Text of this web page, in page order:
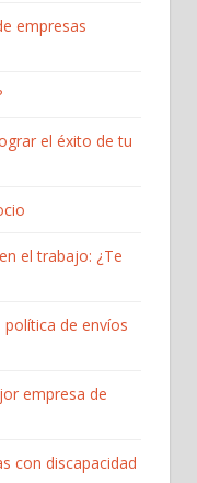
empresas
el éxito de tu
el trabajo: ¿Te
de envíos
empresa de
con discapacidad